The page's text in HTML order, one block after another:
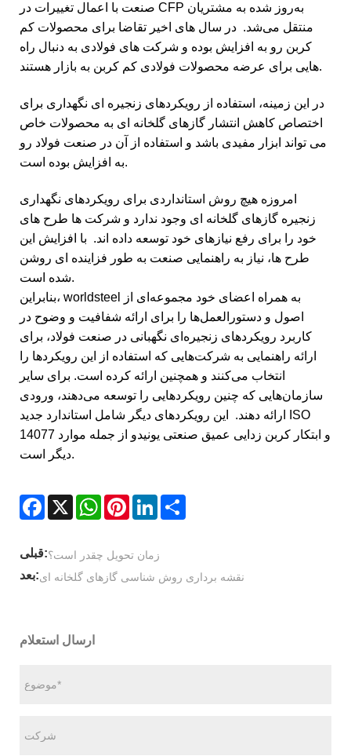
صنعت با اعمال تغییرات در CFP به‌روز شده به مشتریان
منتقل می‌شد. در سال های اخیر تقاضا برای محصولات کم
کربن رو به افزایش بوده و شرکت های فولادی به دنبال راه
هایی برای عرضه محصولات فولادی کم کربن به بازار هستند.
در این زمینه، استفاده از رویکردهای زنجیره ای نگهداری برای
اختصاص کاهش انتشار گازهای گلخانه ای به محصولات خاص
می تواند ابزار مفیدی باشد و استفاده از آن در صنعت فولاد رو
به افزایش بوده است.
امروزه هیچ روش استانداردی برای رویکردهای نگهداری
زنجیره گازهای گلخانه ای وجود ندارد و شرکت ها طرح های
خود را برای رفع نیازهای خود توسعه داده اند. با افزایش این
طرح ها، نیاز به راهنمایی صنعت به طور فزاینده ای روشن
شده است.
بنابراین، worldsteel به همراه اعضای خود مجموعه‌ای از
اصول و دستورالعمل‌ها را برای ارائه شفافیت و وضوح در
کاربرد رویکردهای زنجیره‌ای نگهبانی در صنعت فولاد، برای
ارائه راهنمایی به شرکت‌هایی که استفاده از این رویکردها را
انتخاب می‌کنند و همچنین ارائه کرده است. برای سایر
سازمان‌هایی که چنین رویکردهایی را توسعه می‌دهند، ورودی
ارائه دهند. این رویکردهای دیگر شامل استاندارد جدید ISO
14077 و ابتکار کربن زدایی عمیق صنعتی یونیدو از جمله موارد
دیگر است.
Facebook
X WhatsAppPinterestLinkedIn
قبلی:زمان تحویل چقدر است؟
بعد:نقشه برداری روش شناسی گازهای گلخانه ای
ارسال استعلام